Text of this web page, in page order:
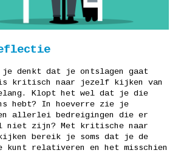
je denkt dat je ontslagen gaat
is kritisch naar jezelf kijken van
Klopt het wel dat je die
hebt? In hoeverre zie je
allerlei bedreigingen die er
niet zijn? Met kritische naar
bereik je soms dat je de
kunt relativeren en het misschien